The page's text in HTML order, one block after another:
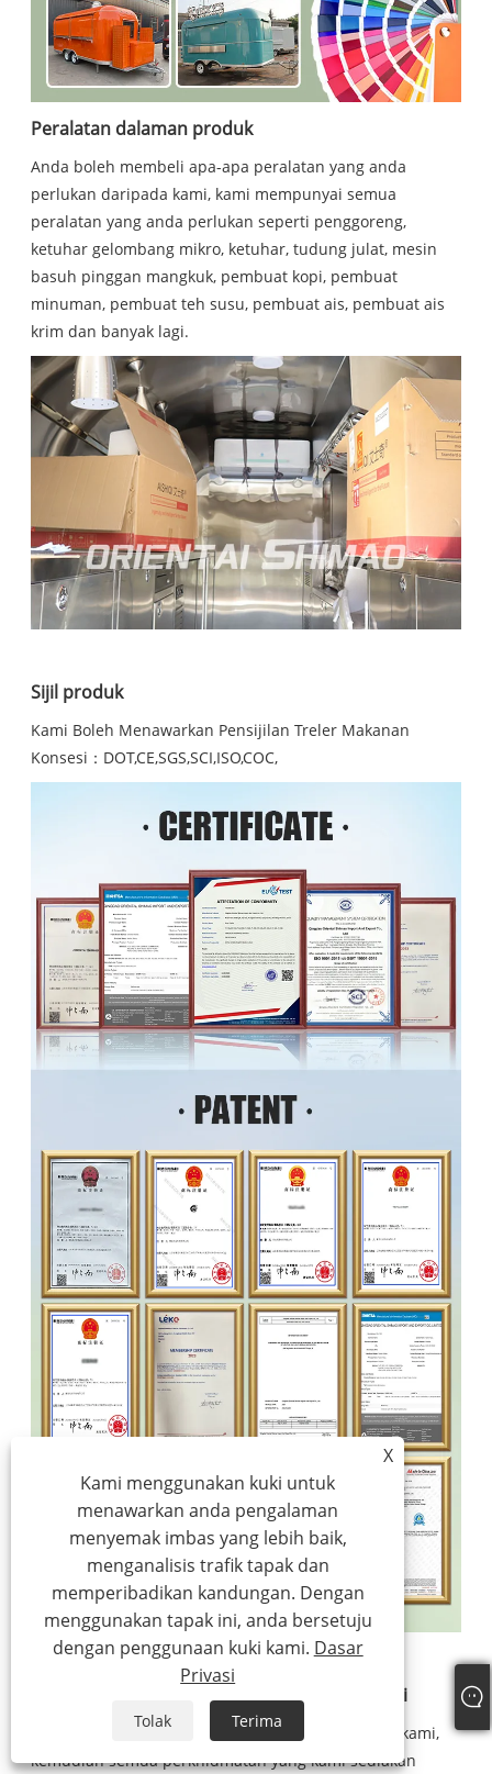
Peralatan dalaman produk
Anda boleh membeli apa-apa peralatan yang anda
perlukan daripada kami, kami mempunyai semua
peralatan yang anda perlukan seperti penggoreng,
ketuhar gelombang mikro, ketuhar, tudung julat, mesin
basuh pinggan mangkuk, pembuat kopi, pembuat
minuman, pembuat teh susu, pembuat ais, pembuat ais
krim dan banyak lagi.
Sijil produk
Kami Boleh Menawarkan Pensijilan Treler Makanan
Konsesi：DOT,CE,SGS,SCI,ISO,COC,
Treler Makanan Konsesi Penyelesaian sehenti
Anda hanya perlu memulakan rundingan dengan kami,
kemudian semua perkhidmatan yang kami sediakan
X
Kami menggunakan kuki untuk
menawarkan anda pengalaman
menyemak imbas yang lebih baik,
menganalisis trafik tapak dan
memperibadikan kandungan. Dengan
menggunakan tapak ini, anda bersetuju
dengan penggunaan kuki kami. Dasar
Privasi
Tolak Terima